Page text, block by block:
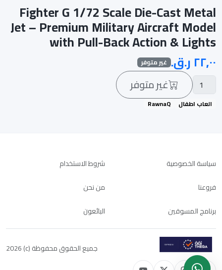
Fighter G 1/72 Scale Die-Cast Metal
Jet – Premium Military Aircraft Model
with Pull-Back Action & Lights
غير متوفر
غير متوفر
العاب اطفال RawnaQ
سياسة الخصوصية
شروط الاستخدام
فروعنا
من نحن
برنامج المسوقين
البائعون
جميع الحقوق محفوظة (c) 2026